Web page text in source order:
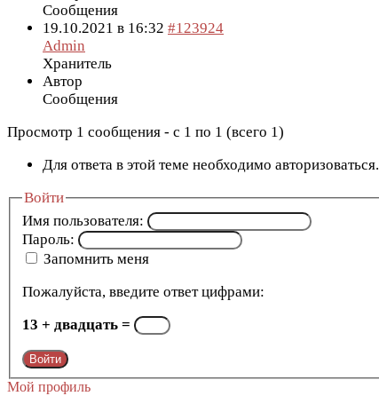
Сообщения
19.10.2021 в 16:32 #123924
Admin
Хранитель
Автор
Сообщения
Просмотр 1 сообщения - с 1 по 1 (всего 1)
Для ответа в этой теме необходимо авторизоваться.
Войти
Имя пользователя:
Пароль:
Запомнить меня
Пожалуйста, введите ответ цифрами:
13 + двадцать =
Войти
Мой профиль